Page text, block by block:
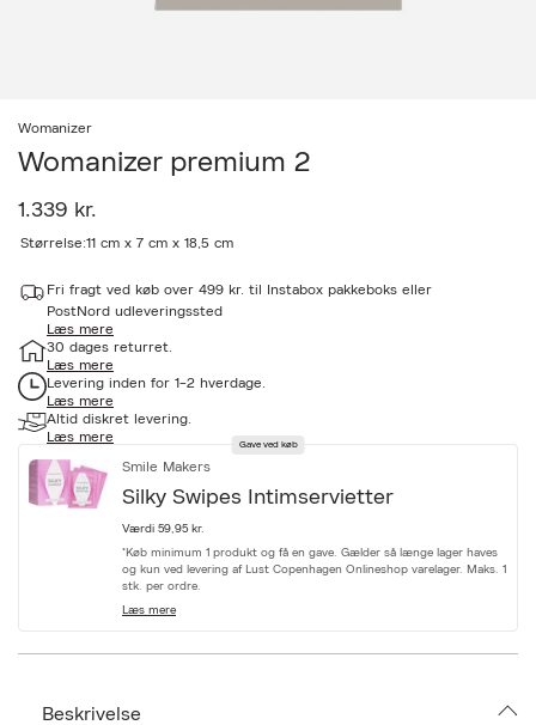
Womanizer
Womanizer premium 2
1.339 kr.
a
c
e
s
i
b
i
l
i
Størrelse:11 cm x 7 cm x 18,5 cm
Fri fragt ved køb over 499 kr. til Instabox pakkeboks eller
PostNord udleveringssted
Læs mere
30 dages returret.
Læs mere
Levering inden for 1-2 hverdage.
Læs mere
Altid diskret levering.
Læs mere
Gave ved køb
Smile Makers
Silky Swipes Intimservietter
Værdi 59,95 kr.
*Køb minimum 1 produkt og få en gave. Gælder så længe lager haves
og kun ved levering af Lust Copenhagen Onlineshop varelager. Maks. 1
stk. per ordre.
Læs mere
Beskrivelse